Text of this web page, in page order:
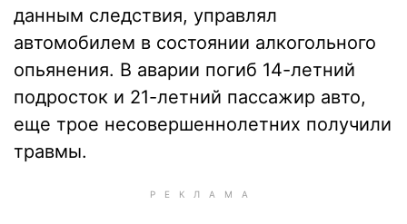
данным следствия, управлял
автомобилем в состоянии алкогольного
опьянения. В аварии погиб 14-летний
подросток и 21-летний пассажир авто,
еще трое несовершеннолетних получили
травмы.